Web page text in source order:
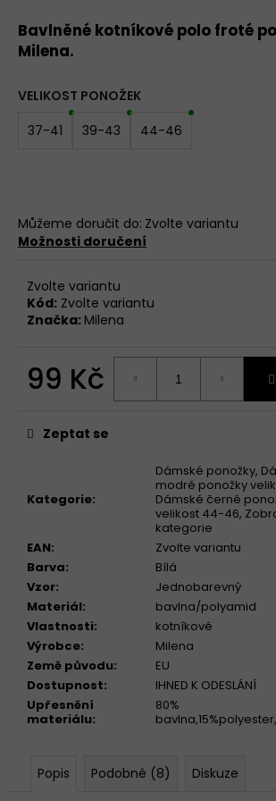
hvězdiček.
Bavlněné kotníkové polo froté
Milena.
VELIKOST PONOŽEK
37-41
39-43 44-46
Můžeme doručit do: Zvolte variantu
Možnosti doručení
Zvolte variantu
Kód: Zvolte variantu
Značka: Milena
99 Kč
Kategorie:
Dámské ponožky,
modré ponožky
Dámské černé
velikost 44-46,
kategorie
EAN:
Zvolte variantu
Barva:
Bílá
Vzor:
Jednobarevný
Materiál:
bavlna/polyamid
Vlastnosti:
kotníkové
Výrobce:
Milena
Země původu:
EU
Dostupnost:
IHNED K ODESLÁNÍ
Upřesnění
materiálu:
80%
Zeptat se
Popis Podobné (8) Diskuze
BAVLNĚNÉ
KALHOTKY
LOVELYGIRL
155